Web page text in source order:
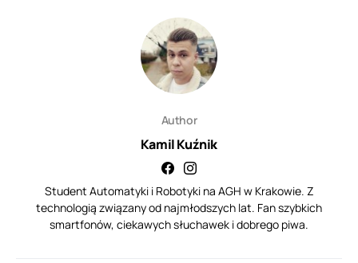
Author
Kamil Kuźnik
Student Automatyki i Robotyki na AGH w Krakowie. Z
technologią związany od najmłodszych lat. Fan szybkich
smartfonów, ciekawych słuchawek i dobrego piwa.